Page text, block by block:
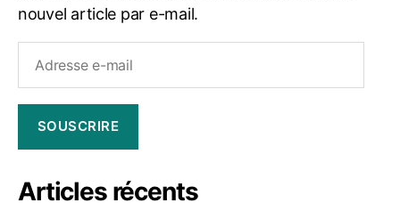
nouvel article par e-mail.
mail
SOUSCRIRE
Articles récents